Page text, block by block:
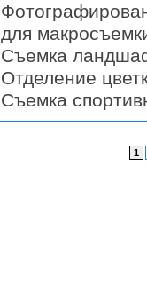
для
Съемка
Отделение
Съемка
1